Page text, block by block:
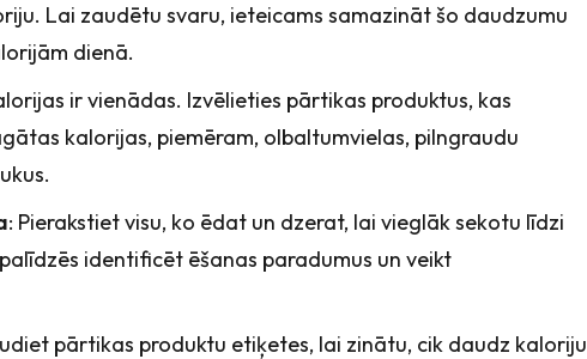
Lai zaudētu svaru, ieteicams samazināt šo daudzumu
dienā.
ir vienādas. Izvēlieties pārtikas produktus, kas
kalorijas, piemēram, olbaltumvielas, pilngraudu
: Pierakstiet visu, ko ēdat un dzerat, lai vieglāk sekotu līdzi
identificēt ēšanas paradumus un veikt
pārtikas produktu etiķetes, lai zinātu, cik daudz kaloriju